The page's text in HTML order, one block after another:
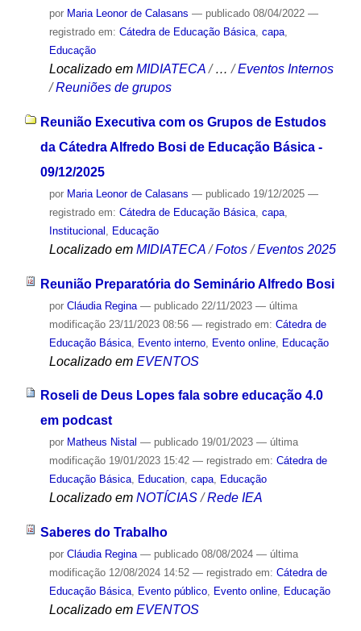
por Maria Leonor de Calasans — publicado08/04/2022 —
registrado em: Cátedra de Educação Básica, capa,
Educação
Localizado em MIDIATECA /…/Eventos Internos
/Reuniões de grupos
Reunião Executiva com os Grupos de Estudos
da Cátedra Alfredo Bosi de Educação Básica -
09/12/2025
por Maria Leonor de Calasans — publicado19/12/2025 —
registrado em: Cátedra de Educação Básica, capa,
Institucional , Educação
Localizado em MIDIATECA /Fotos /Eventos 2025
Reunião Preparatória do Seminário Alfredo Bosi
por Cláudia Regina — publicado22/11/2023 — última
modificação23/11/2023 08:56 — registrado em: Cátedra de
Educação Básica, Evento interno, Evento online, Educação
Localizado em EVENTOS
Roseli de Deus Lopes fala sobre educação 4.0
em podcast
por Matheus Nistal — publicado19/01/2023 — última
modificação19/01/2023 15:42 — registrado em: Cátedra de
Educação Básica, Education, capa, Educação
Localizado em NOTÍCIAS /Rede IEA
Saberes do Trabalho
por Cláudia Regina — publicado08/08/2024 — última
modificação12/08/2024 14:52 — registrado em: Cátedra de
Educação Básica, Evento público, Evento online, Educação
Localizado em EVENTOS